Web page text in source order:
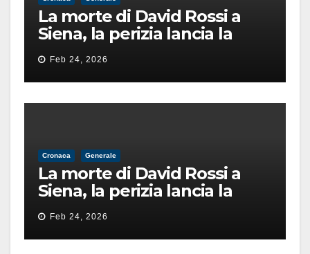
La morte di David Rossi a
Siena, la perizia lancia la
pista di un’intimidazione
finita male
Feb 24, 2026
Cronaca Generale
La morte di David Rossi a
Siena, la perizia lancia la
pista di un’intimidazione
finita male
Feb 24, 2026